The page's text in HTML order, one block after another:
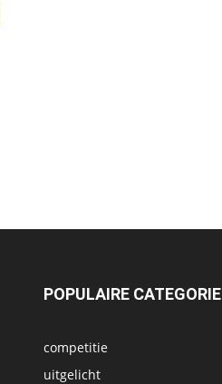
POPULAIRE CATEGORIE
competitie
uitgelicht